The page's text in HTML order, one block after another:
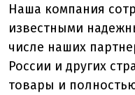
Наша компания
известными
числе наших
России и других
товары и